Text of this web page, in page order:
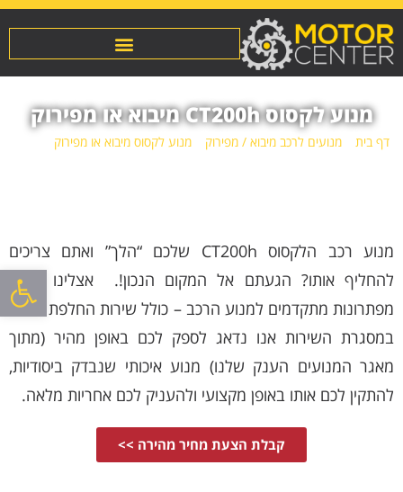
פתח
מנוע לקסוס CT200h מיבוא או מפירוק
דף בית »מנועים לרכב מיבוא / מפירוק »מנוע לקסוס מיבוא או מפירוק
מנוע רכב הלקסוס CT200h שלכם “הלך” ואתם צריכים
להחליף אותו? הגעתם אל המקום הנכון!. אצלינו תיהנו
מפתרונות מתקדמים למנוע הרכב – כולל שירות החלפת מנוע.
במסגרת השירות אנו נדאג לספק לכם באופן מהיר (מתוך
מאגר המנועים הענק שלנו) מנוע איכותי שנבדק ביסודיות,
להתקין לכם אותו באופן מקצועי ולהעניק לכם אחריות מלאה.
קבלת הצעת מחיר מהירה >>